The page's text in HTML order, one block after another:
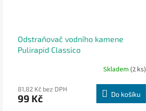
Odstraňovač vodního kamene
Pulirapid Classico
Skladem (2 ks)
81,82 Kč bez DPH
99 Kč Do košíku